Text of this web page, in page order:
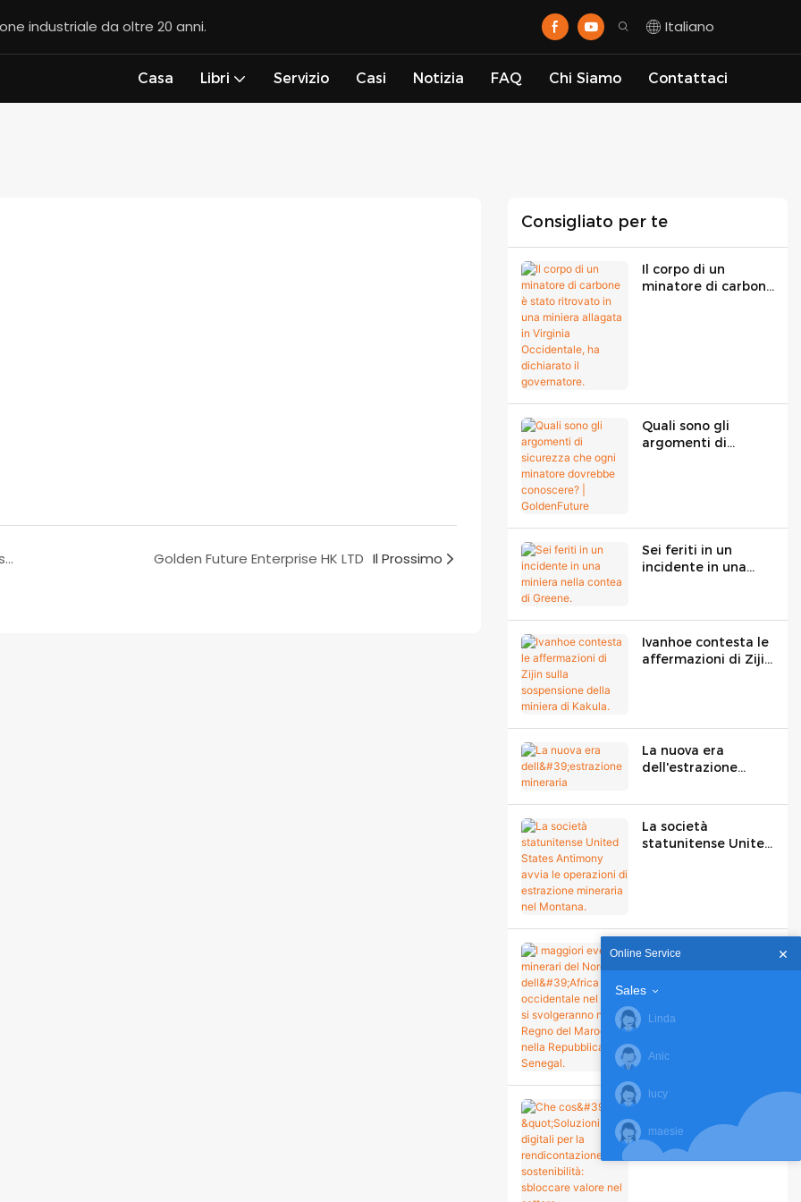
industriale da oltre 20 anni. Italiano
Casa Libri Servizio Casi Notizia FAQ Chi Siamo Contattaci
La creazione di 50.000 nuovi posti di lavoro nei settori minerario e del gas indirizza il Queensland verso la ripresa. Golden Future Enterprise HK LTD Il Prossimo
Consigliato per te
Il corpo di un
minatore di carbone
Quali sono gli
argomenti di
Sei feriti in un
incidente in una
Ivanhoe contesta le
affermazioni di Zijin
La nuova era
dell'estrazione
La società
statunitense United
Montana.
I maggiori eventi
minerari del Nord e
dell'Africa
2025 si svolgeranno
Marocco e nella
Senegal.
Che cos'è "Soluzioni
digitali per la
rendicontazione di
sostenibilità:
Online Service
Sales
Linda
Anic
lucy
maesie